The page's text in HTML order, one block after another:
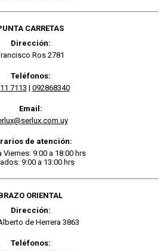
CARRETAS
Dirección:
Ros 2781
Teléfonos:
7113 | 092868340
Email:
de atención:
Viernes: 9:00 a 18:00 hrs
9:00 a 13:00 hrs
ORIENTAL
Dirección:
de Herrera 3863
Teléfonos: